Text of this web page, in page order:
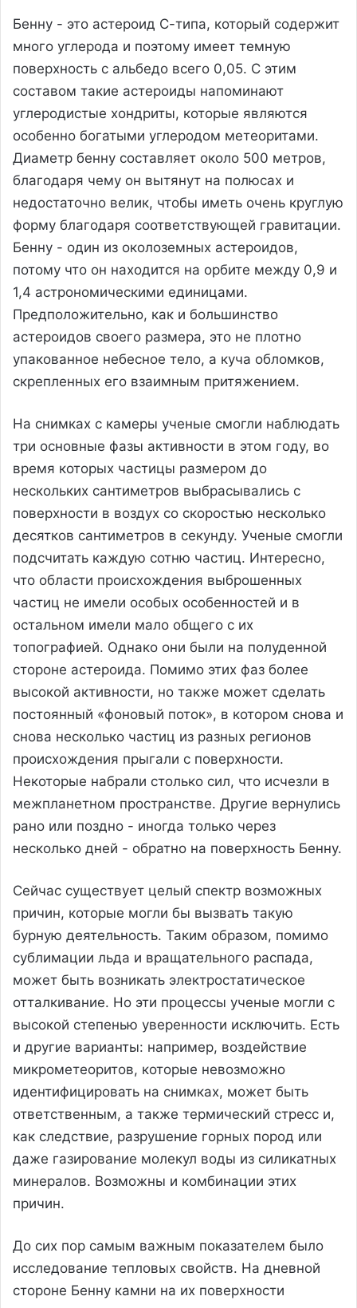
Бенну - это астероид С-типа, который содержит
много углерода и поэтому имеет темную
поверхность с альбедо всего 0,05. С этим
составом такие астероиды напоминают
углеродистые хондриты, которые являются
особенно богатыми углеродом метеоритами.
Диаметр бенну составляет около 500 метров,
благодаря чему он вытянут на полюсах и
недостаточно велик, чтобы иметь очень круглую
форму благодаря соответствующей гравитации.
Бенну - один из околоземных астероидов,
потому что он находится на орбите между 0,9 и
1,4 астрономическими единицами.
Предположительно, как и большинство
астероидов своего размера, это не плотно
упакованное небесное тело, а куча обломков,
скрепленных его взаимным притяжением.
На снимках с камеры ученые смогли наблюдать
три основные фазы активности в этом году, во
время которых частицы размером до
нескольких сантиметров выбрасывались с
поверхности в воздух со скоростью несколько
десятков сантиметров в секунду. Ученые смогли
подсчитать каждую сотню частиц. Интересно,
что области происхождения выброшенных
частиц не имели особых особенностей и в
остальном имели мало общего с их
топографией. Однако они были на полуденной
стороне астероида. Помимо этих фаз более
высокой активности, но также может сделать
постоянный «фоновый поток», в котором снова и
снова несколько частиц из разных регионов
происхождения прыгали с поверхности.
Некоторые набрали столько сил, что исчезли в
межпланетном пространстве. Другие вернулись
рано или поздно - иногда только через
несколько дней - обратно на поверхность Бенну.
Сейчас существует целый спектр возможных
причин, которые могли бы вызвать такую
бурную деятельность. Таким образом, помимо
сублимации льда и вращательного распада,
может быть возникать электростатическое
отталкивание. Но эти процессы ученые могли с
высокой степенью уверенности исключить. Есть
и другие варианты: например, воздействие
микрометеоритов, которые невозможно
идентифицировать на снимках, может быть
ответственным, а также термический стресс и,
как следствие, разрушение горных пород или
даже газирование молекул воды из силикатных
минералов. Возможны и комбинации этих
причин.
До сих пор самым важным показателем было
исследование тепловых свойств. На дневной
стороне Бенну камни на их поверхности